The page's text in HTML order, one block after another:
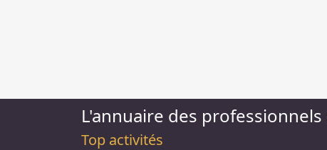
L'annuaire des
Top activités